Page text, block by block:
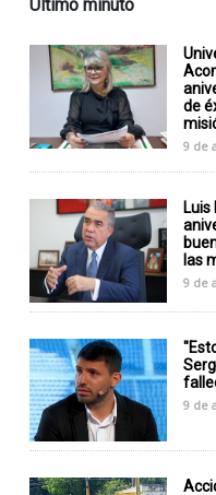
Último minuto
de
9 de
Luis
las
9 de
9 de